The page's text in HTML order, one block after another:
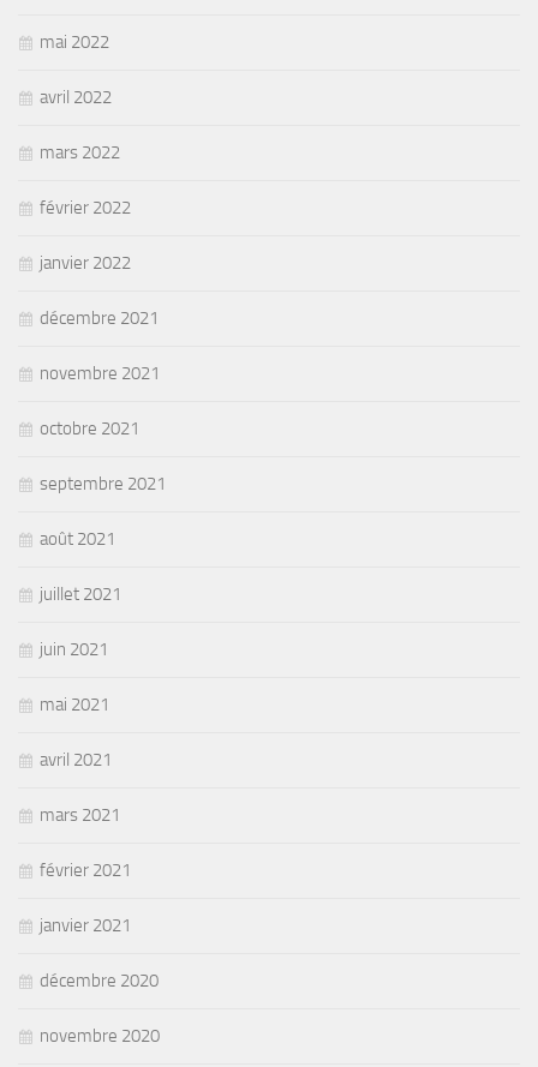
mai 2022
avril 2022
mars 2022
février 2022
janvier 2022
décembre 2021
novembre 2021
octobre 2021
septembre 2021
août 2021
juillet 2021
juin 2021
mai 2021
avril 2021
mars 2021
février 2021
janvier 2021
décembre 2020
novembre 2020